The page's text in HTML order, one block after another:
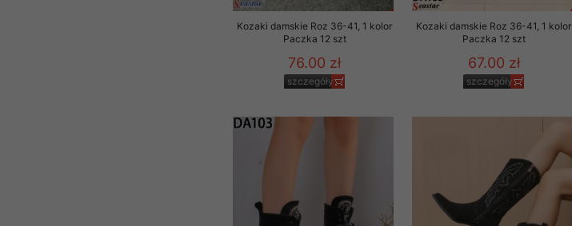
Kozaki damskie Roz 36-41, 1 kolor
Paczka 12 szt
76.00 zł
szczegóły
Kozaki damskie Roz 36-41, 1 kolor
Paczka 12 szt
67.00 zł
szczegóły